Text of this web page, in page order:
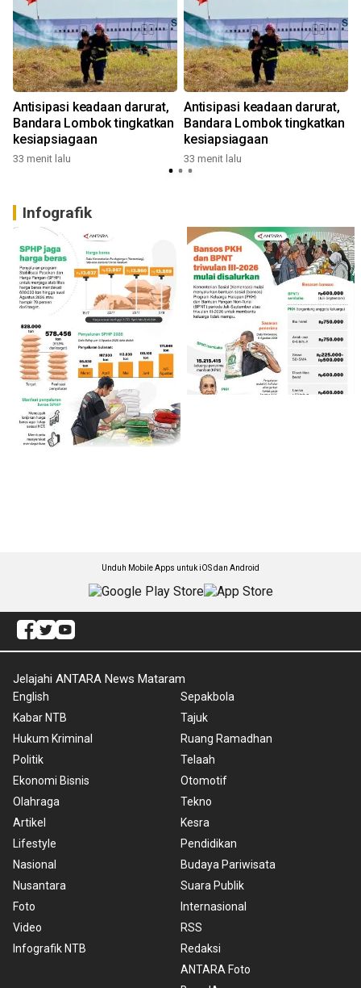
Antisipasi keadaan darurat,
Bandara Lombok tingkatkan
kesiapsiagaan
33 menit lalu
Antisipasi keadaan darurat,
Bandara Lombok tingkatkan
kesiapsiagaan
33 menit lalu
Infografik
Unduh Mobile Apps untuk iOS dan Android
Jelajahi ANTARA News Mataram
English
Kabar NTB
Hukum Kriminal
Politik
Ekonomi Bisnis
Olahraga
Artikel
Lifestyle
Nasional
Nusantara
Foto
Video
Infografik NTB
Sepakbola
Tajuk
Ruang Ramadhan
Telaah
Otomotif
Tekno
Kesra
Pendidikan
Budaya Pariwisata
Suara Publik
Internasional
RSS
Redaksi
ANTARA Foto